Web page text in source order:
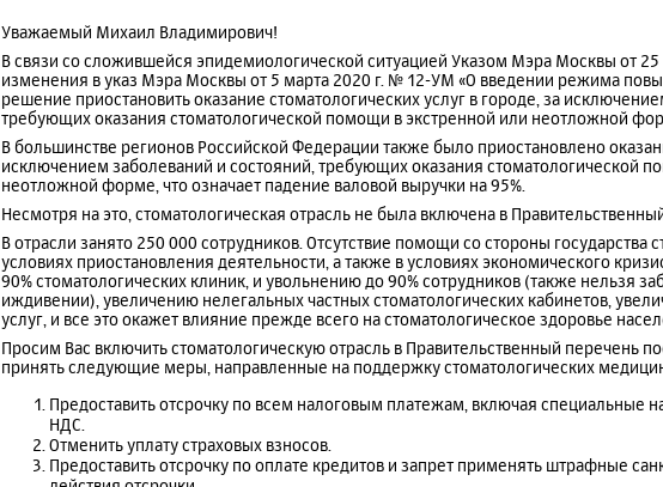
Уважаемый Михаил Владимирович!
В связи со сложившейся эпидемиологической ситуацией Указом Мэра Москвы от
изменения в указ Мэра Москвы от 5 марта 2020 г. № 12-УМ «О введении режима
решение приостановить оказание стоматологических услуг в городе, за
требующих оказания стоматологической помощи в экстренной или неотложной
В большинстве регионов Российской Федерации также было приостановлено
исключением заболеваний и состояний, требующих оказания стоматологической
неотложной форме, что означает падение валовой выручки на 95%.
Несмотря на это, стоматологическая отрасль не была включена в
В отрасли занято 250 000 сотрудников. Отсутствие помощи со стороны государства
условиях приостановления деятельности, а также в условиях экономического
90% стоматологических клиник, и увольнению до 90% сотрудников (также нельзя
иждивении), увеличению нелегальных частных стоматологических кабинетов,
услуг, и все это окажет влияние прежде всего на стоматологическое здоровье
Просим Вас включить стоматологическую отрасль в Правительственный перечень
принять следующие меры, направленные на поддержку стоматологических
Предоставить отсрочку по всем налоговым платежам, включая специальные
НДС.
Отменить уплату страховых взносов.
Предоставить отсрочку по оплате кредитов и запрет применять штрафные